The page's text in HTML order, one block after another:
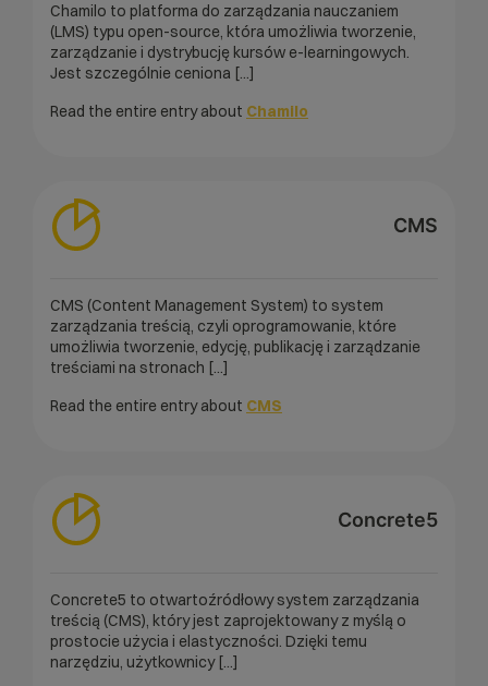
Chamilo to platforma do zarządzania nauczaniem
(LMS) typu open-source, która umożliwia tworzenie,
zarządzanie i dystrybucję kursów e-learningowych.
Jest szczególnie ceniona [...]
Read the entire entry about Chamilo
CMS
CMS (Content Management System) to system
zarządzania treścią, czyli oprogramowanie, które
umożliwia tworzenie, edycję, publikację i zarządzanie
treściami na stronach [...]
Read the entire entry about CMS
Concrete5
Concrete5 to otwartoźródłowy system zarządzania
treścią (CMS), który jest zaprojektowany z myślą o
prostocie użycia i elastyczności. Dzięki temu
narzędziu, użytkownicy [...]